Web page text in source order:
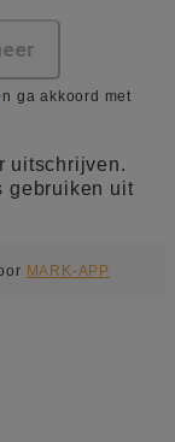
ga akkoord met
uitschrijven.
gebruiken uit
MARK-APP